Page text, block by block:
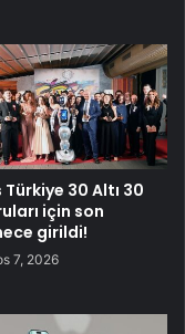
Türkiye 30 Altı 30
için son
girildi!
7, 2026